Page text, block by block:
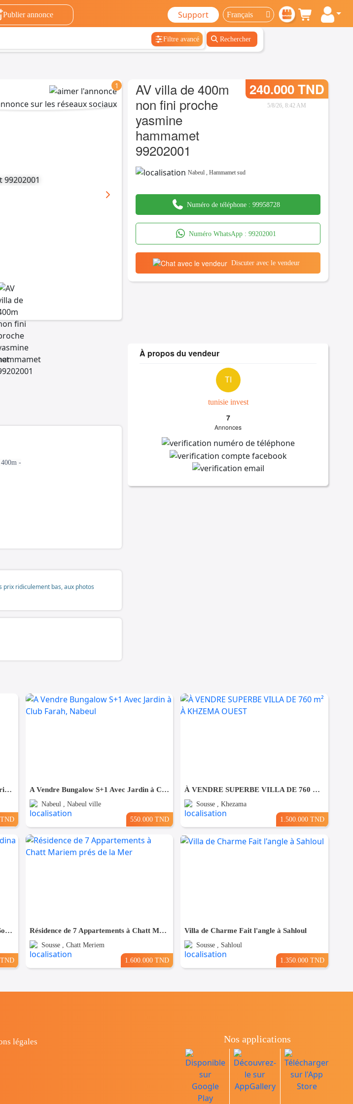
Publier annonce Support
Filtre avancé Rechercher
1
AV villa de 400m
non fini proche
yasmine
hammamet
99202001
240.000 TND
5/8/26, 8:42 AM
Nabeul ,Hammamet sud
Numéro de téléphone : 99958728
Numéro WhatsApp :99202001
Discuter avec le vendeur
400m -
prix ridiculement bas, aux photos
À propos du vendeur
TI
tunisie invest
7
Annonces
A Vendre villa avec piscine a chatt_mariem pré résidence Costa A Vendre Bungalow S+1 Avec Jardin à Club Farah, Nabeul
Nabeul , Nabeul ville
550.000 TND
À VENDRE SUPERBE VILLA DE 760 m² À KHZEMA OUEST
Sousse , Khezama
1.500.000 TND
Maison style traditionnel à El Médina Sousse Résidence de 7 Appartements à Chatt Mariem prés de la Mer
Sousse , Chatt Meriem
1.600.000 TND
Villa de Charme Fait l'angle à Sahloul
Sousse , Sahloul
1.350.000 TND
légales
Nos applications